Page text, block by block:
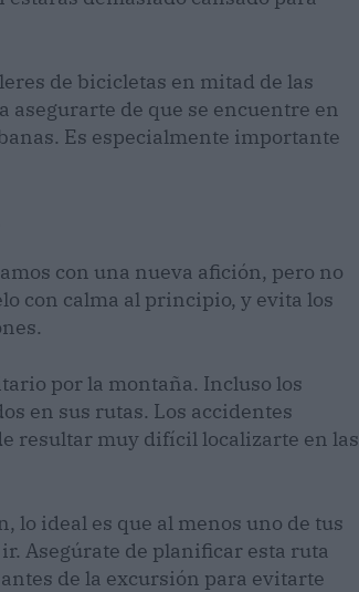
de bicicletas en mitad de las
asegurarte de que se encuentre en
Es especialmente importante
con una nueva afición, pero no
con calma al principio, y evita los
por la montaña. Incluso los
en sus rutas. Los accidentes
resultar muy difícil localizarte en las
lo ideal es que al menos uno de tus
Asegúrate de planificar esta ruta
de la excursión para evitarte